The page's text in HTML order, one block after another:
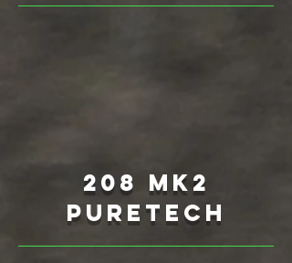
208 Mk2
Puretech